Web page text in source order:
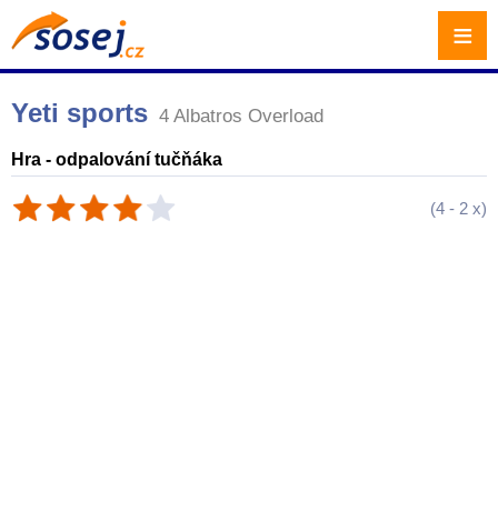
Yeti sports 4 Albatros Overload
Hra - odpalování tučňáka
(4 - 2 x)
≡